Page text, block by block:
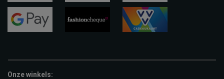
visa
apple-
pay
Onze winkels: